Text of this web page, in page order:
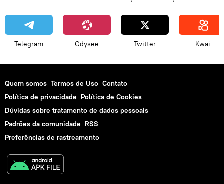
Telegram Odysee Twitter Kwai
Quem somos Termos de Uso Contato
Política de privacidade Política de Cookies
Dúvidas sobre tratamento de dados pessoais
Padrões da comunidade RSS
Preferências de rastreamento